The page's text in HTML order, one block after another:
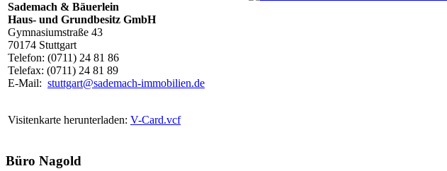
Sademach & Bäuerlein
Haus- und Grundbesitz GmbH
Gymnasiumstraße 43
70174 Stuttgart
Telefon: (0711) 24 81 86
Telefax: (0711) 24 81 89
E-Mail: stuttgart@sademach-immobilien.de
Visitenkarte herunterladen: V-Card.vcf
Büro Nagold